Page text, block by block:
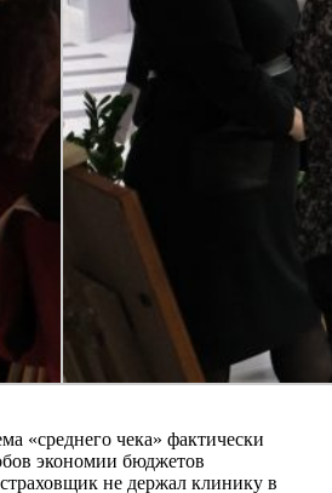
«среднего чека» фактически
экономии бюджетов
не держал клинику в